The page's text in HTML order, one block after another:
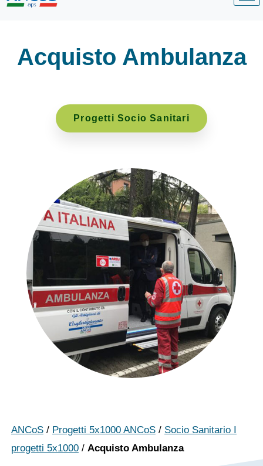
Acquisto Ambulanza
Progetti Socio Sanitari
ANCoS/ Progetti 5x1000 ANCoS/ Socio Sanitario I
progetti 5x1000/ Acquisto Ambulanza